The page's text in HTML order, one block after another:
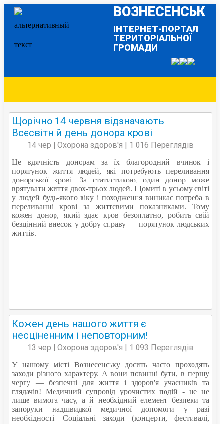
ВОЗНЕСЕНСЬК
ІНТЕРНЕТ-ПОРТАЛ
ТЕРИТОРІАЛЬНОЇ
ГРОМАДИ
Щорічно 14 червня відзначають
Всесвітній день донора крові
14 чер | Охорона здоров'я | 1 016 Переглядів
Це вдячність донорам за їх благородний вчинок і
порятунок життя людей, які потребують переливання
донорської крові. За статистикою, один донор може
врятувати життя двох-трьох людей. Щомиті в усьому світі
у людей будь-якого віку і походження виникає потреба в
переливанні крові за життєвими показниками. Тому
кожен донор, який здає кров безоплатно, робить свій
безцінний внесок у добру справу — порятунок людських
життів.
Кожен день нашого життя є
неоціненним і неповторним!
13 чер | Охорона здоров'я | 1 093 Переглядів
У нашому місті Вознесенську досить часто проходять
заходи різного характеру. А вони повинні бути, в першу
чергу — безпечні для життя і здоров'я учасників та
глядачів! Медичний супровід урочистих подій - це не
лише вимога часу, а й необхідний елемент безпеки та
запоруки надшвидкої медичної допомоги у разі
необхідності. Соціальні заходи (концерти, фестивалі,